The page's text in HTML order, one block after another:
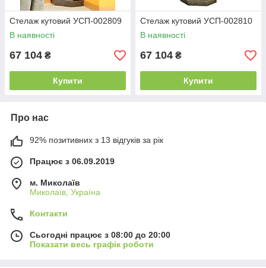
Стелаж кутовий УСП-002809
В наявності
67 104 ₴
Купити
Стелаж кутовий УСП-002810
В наявності
67 104 ₴
Купити
Про нас
92% позитивних з 13 відгуків за рік
Працює з 06.09.2019
м. Миколаїв
Миколаїв, Україна
Контакти
Сьогодні працює з 08:00 до 20:00
Показати весь графік роботи